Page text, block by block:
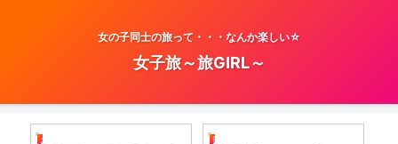
女の子同士の旅って・・・なんか楽しい☆
女子旅～旅GIRL～
お風呂女子こての 日帰り